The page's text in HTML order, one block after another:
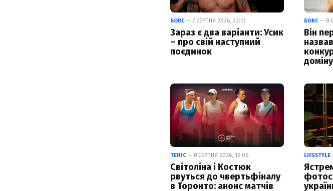
БОКС — 7 СЕРПНЯ 2026, 22:13
Зараз є два варіанти: Усик
– про свій наступний
поєдинок
БОКС— 8
Він
ТЕНІС — 8 СЕРПНЯ 2026, 12:00
Світоліна і Костюк
рвуться до чвертьфіналу
в Торонто: анонс матчів
LIFESTYLE